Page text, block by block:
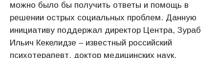
можно было бы получить ответы и помощь в
решении острых социальных проблем. Данную
инициативу поддержал директор Центра, Зураб
Ильич Кекелидзе – известный российский
психотерапевт, доктор медицинских наук,